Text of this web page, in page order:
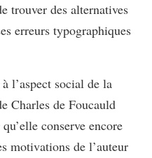
trouver des alternatives
erreurs typographiques
l’aspect social de la
Charles de Foucauld
conserve encore
motivations de l’auteur